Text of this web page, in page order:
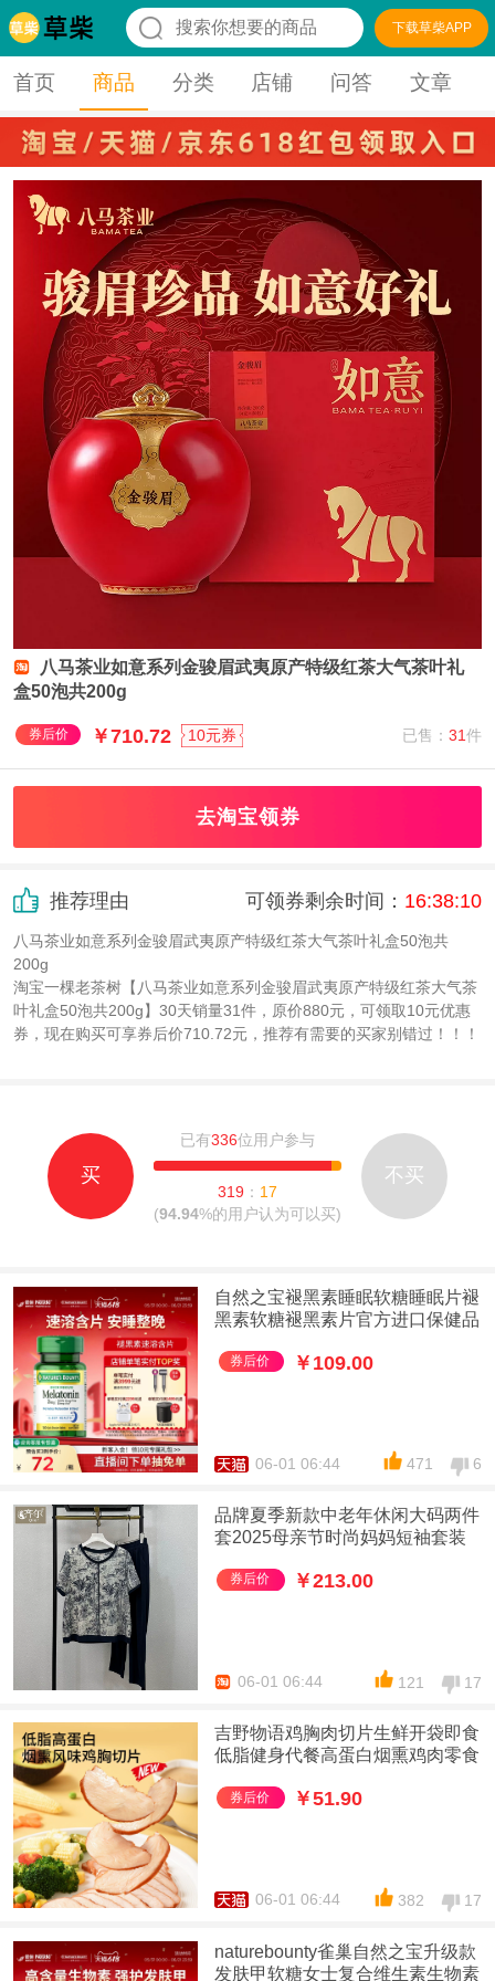
下载草柴APP
首页 商品 分类 店铺 问答 文章
八马茶业如意系列金骏眉武夷原产特级红茶大气茶叶礼
盒50泡共200g
券后价 ￥710.72 10元券 已售：31件
去淘宝领券
推荐理由 可领券剩余时间： 16:38:10
八马茶业如意系列金骏眉武夷原产特级红茶大气茶叶礼盒50泡共
200g
淘宝一棵老茶树【八马茶业如意系列金骏眉武夷原产特级红茶大气茶
叶礼盒50泡共200g】30天销量31件，原价880元，可领取10元优惠
券，现在购买可享券后价710.72元，推荐有需要的买家别错过！！！
买
已有336位用户参与
319 ： 17
(94.94%的用户认为可以买)
不买
自然之宝褪黑素睡眠软糖睡眠片褪
黑素软糖褪黑素片官方进口保健品
券后价 ￥109.00
06-01 06:44 471 6
品牌夏季新款中老年休闲大码两件
套2025母亲节时尚妈妈短袖套装
券后价 ￥213.00
06-01 06:44 121 17
吉野物语鸡胸肉切片生鲜开袋即食
低脂健身代餐高蛋白烟熏鸡肉零食
券后价 ￥51.90
06-01 06:44 382 17
naturebounty雀巢自然之宝升级款
发肤甲软糖女士复合维生素生物素